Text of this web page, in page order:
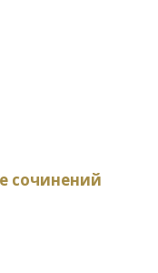
сочинений